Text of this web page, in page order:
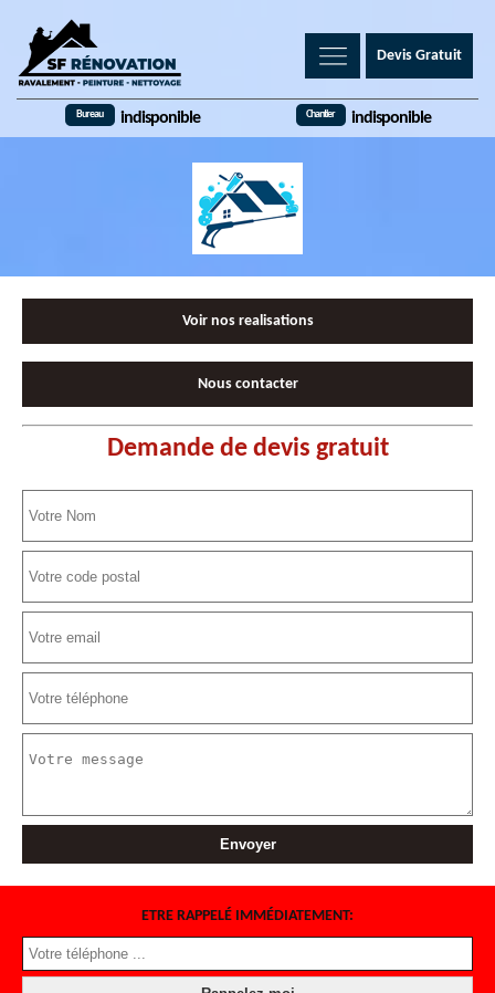
Devis Gratuit
Bureau indisponible Chantier indisponible
Voir nos realisations
Nous contacter
Demande de devis gratuit
ETRE RAPPELÉ IMMÉDIATEMENT: